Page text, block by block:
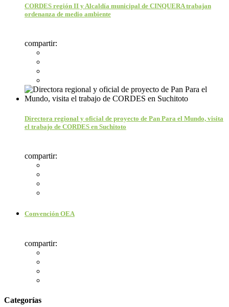
CORDES región II y Alcaldía municipal de CINQUERA trabajan
ordenanza de medio ambiente
compartir:
Directora regional y oficial de proyecto de Pan Para el Mundo, visita
el trabajo de CORDES en Suchitoto
compartir:
Convención OEA
compartir:
Categorías